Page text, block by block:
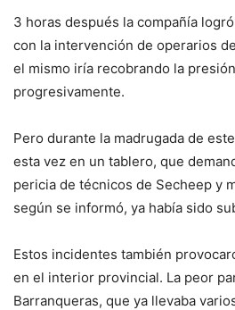
3 horas después la compañía
con la intervención de operarios
el mismo iría recobrando la
progresivamente.
Pero durante la madrugada de
esta vez en un tablero, que
pericia de técnicos de Secheep y
según se informó, ya había sido
Estos incidentes también
en el interior provincial. La peor
Barranqueras, que ya llevaba